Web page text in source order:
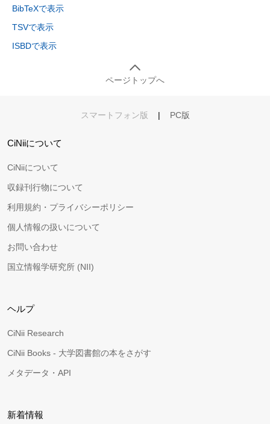
BibTeXで表示
TSVで表示
ISBDで表示
ページトップへ
スマートフォン版 | PC版
CiNiiについて
CiNiiについて
収録刊行物について
利用規約・プライバシーポリシー
個人情報の扱いについて
お問い合わせ
国立情報学研究所 (NII)
ヘルプ
CiNii Research
CiNii Books - 大学図書館の本をさがす
メタデータ・API
新着情報